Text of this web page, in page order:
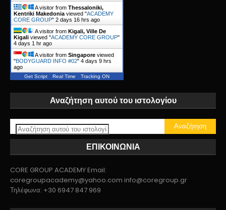
A visitor from Thessaloniki,
Kentriki Makedonia viewed "ACADEMY
CORE GROUP" 2 days 16 hrs ago
A visitor from Kigali, Ville De
Kigali viewed "ACADEMY CORE GROUP"
4 days 1 hr ago
A visitor from Singapore viewed
"BODYGUARD INFO #02" 4 days 9 hrs
ago
Get Script Real Time Tracking ON
Αναζήτηση αυτού του ιστολογίου
ΕΠΙΚΟΙΝΩΝΙΑ
CORE GROUP ACADEMY Email:
coregroupacademy@yahoo.com info@coregroup.gr
Τηλέφωνα: +30 6947 847 969